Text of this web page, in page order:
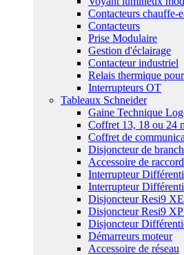
Contacteurs chauffe-
Contacteurs
Prise Modulaire
Gestion d'éclairage
Contacteur industriel
Relais thermique
Interrupteurs OT
Tableaux Schneider
Gaine Technique
Coffret 13, 18 ou 24
Coffret de
Disjoncteur de
Accessoire de
Interrupteur
Interrupteur
Disjoncteur Resi9
Disjoncteur Resi9
Disjoncteur
Démarreurs moteur
Accessoire de réseau